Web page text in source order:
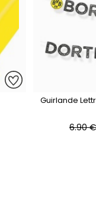
Guirlande
6.90 €